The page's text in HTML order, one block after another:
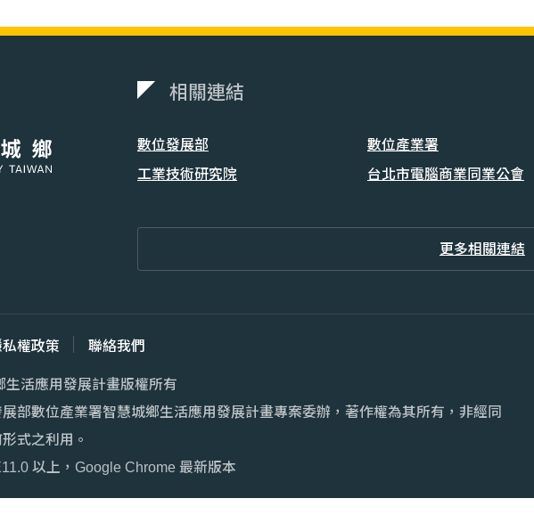
相關連結
數位發展部 數位產業署
工業技術研究院
台北市電腦商業同業公會
更多相關連結
私權政策 聯絡我們
活應用發展計畫版權所有
部數位產業署智慧城鄉生活應用發展計畫專案委辦，著作權為其所有，非經同
式之利用。
以上，Google Chrome 最新版本